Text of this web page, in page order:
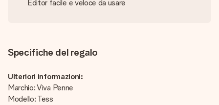
Editor facile e veloce da usare
Specifiche del regalo
Ulteriori informazioni:
Marchio: Viva Penne
Modello: Tess